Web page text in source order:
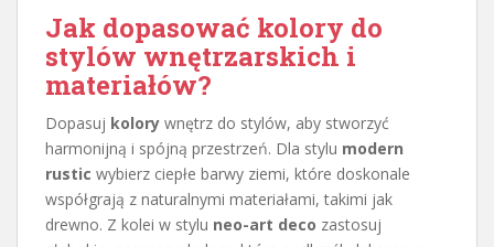
Jak dopasować kolory do
stylów wnętrzarskich i
materiałów?
Dopasuj kolory wnętrz do stylów, aby stworzyć
harmonijną i spójną przestrzeń. Dla stylu modern
rustic wybierz ciepłe barwy ziemi, które doskonale
współgrają z naturalnymi materiałami, takimi jak
drewno. Z kolei w stylu neo-art deco zastosuj